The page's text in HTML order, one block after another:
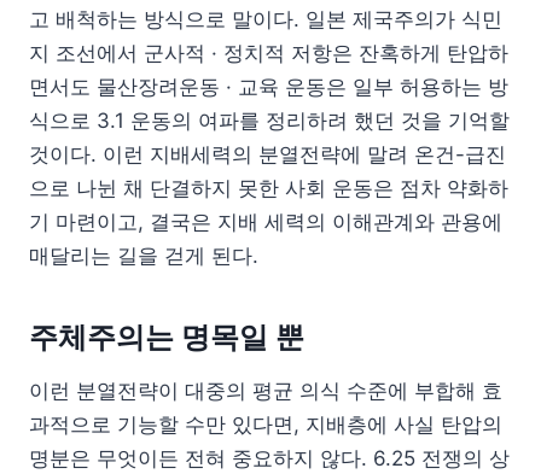
고 배척하는 방식으로 말이다. 일본 제국주의가 식민
지 조선에서 군사적 · 정치적 저항은 잔혹하게 탄압하
면서도 물산장려운동 · 교육 운동은 일부 허용하는 방
식으로 3.1 운동의 여파를 정리하려 했던 것을 기억할
것이다. 이런 지배세력의 분열전략에 말려 온건-급진
으로 나뉜 채 단결하지 못한 사회 운동은 점차 약화하
기 마련이고, 결국은 지배 세력의 이해관계와 관용에
매달리는 길을 걷게 된다.
주체주의는 명목일 뿐
이런 분열전략이 대중의 평균 의식 수준에 부합해 효
과적으로 기능할 수만 있다면, 지배층에 사실 탄압의
명분은 무엇이든 전혀 중요하지 않다. 6.25 전쟁의 상